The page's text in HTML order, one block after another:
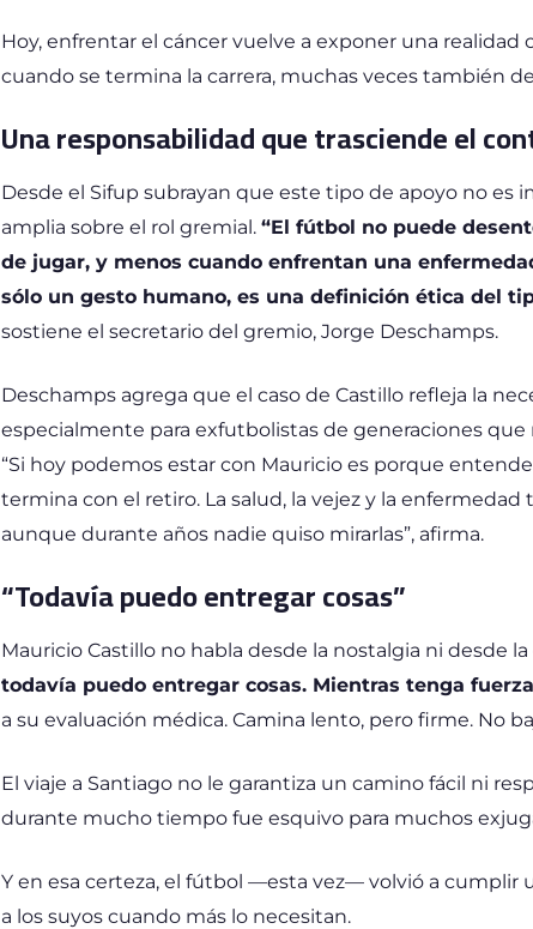
Hoy, enfrentar el cáncer vuelve a exponer una
cuando se termina la carrera, muchas veces también
Una responsabilidad que trasciende el
Desde el Sifup subrayan que este tipo de apoyo no es
amplia sobre el rol gremial. “El fútbol no puede
de jugar, y menos cuando enfrentan una
sólo un gesto humano, es una definición ética del
sostiene el secretario del gremio, Jorge Deschamps.
Deschamps agrega que el caso de Castillo refleja la
especialmente para exfutbolistas de generaciones
“Si hoy podemos estar con Mauricio es porque
termina con el retiro. La salud, la vejez y la
aunque durante años nadie quiso mirarlas”, afirma.
“Todavía puedo entregar cosas”
Mauricio Castillo no habla desde la nostalgia ni desde
todavía puedo entregar cosas. Mientras tenga
a su evaluación médica. Camina lento, pero firme. No
El viaje a Santiago no le garantiza un camino fácil ni
durante mucho tiempo fue esquivo para muchos
Y en esa certeza, el fútbol —esta vez— volvió a cumplir
a los suyos cuando más lo necesitan.